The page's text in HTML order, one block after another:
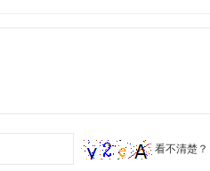
看不清楚？